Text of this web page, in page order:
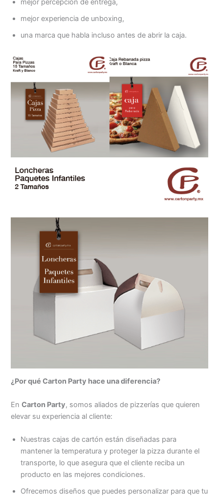
mejor percepción de entrega,
mejor experiencia de unboxing,
una marca que habla incluso antes de abrir la caja.
¿Por qué Carton Party hace una diferencia?
EnCarton Party, somos aliados de pizzerías que quieren
elevar su experiencia al cliente:
Nuestras cajas de cartón están diseñadas para
mantener la temperatura y proteger la pizza durante el
transporte, lo que asegura que el cliente reciba un
producto en las mejores condiciones.
Ofrecemos diseños que puedes personalizar para que tu